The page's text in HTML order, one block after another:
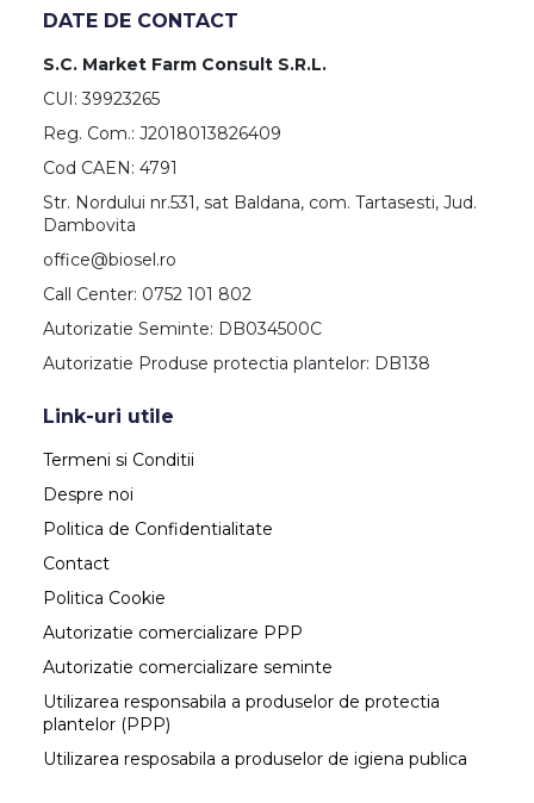
DATE DE CONTACT
S.C. Market Farm Consult S.R.L.
CUI: 39923265
Reg. Com.: J2018013826409
Cod CAEN: 4791
Str. Nordului nr.531, sat Baldana, com. Tartasesti, Jud.
Dambovita
office@biosel.ro
Call Center: 0752 101 802
Autorizatie Seminte: DB034500C
Autorizatie Produse protectia plantelor: DB138
Link-uri utile
Termeni si Conditii
Despre noi
Politica de Confidentialitate
Contact
Politica Cookie
Autorizatie comercializare PPP
Autorizatie comercializare seminte
Utilizarea responsabila a produselor de protectia
plantelor (PPP)
Utilizarea resposabila a produselor de igiena publica